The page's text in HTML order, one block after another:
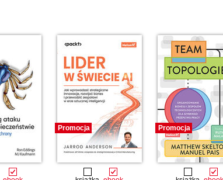
Promocja Promocja